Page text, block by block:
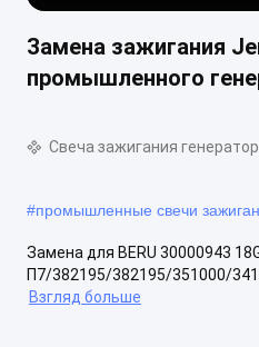
Time
Замена зажигания
промышленного
Свеча зажигания
#промышленные свечи
Замена для BERU 30000943
П7/382195/382195/351000/
Взгляд больше